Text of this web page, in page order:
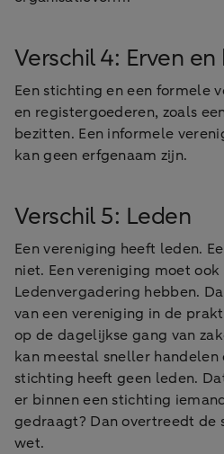
Verschil 4: Erven en
Een stichting en een formele
en registergoederen, zoals
bezitten. Een informele
kan geen erfgenaam zijn.
Verschil 5: Leden
Een vereniging heeft leden.
niet. Een vereniging moet
Ledenvergadering hebben.
van een vereniging in de
op de dagelijkse gang van
kan meestal sneller handelen
stichting heeft geen leden.
er binnen een stichting
gedraagt? Dan overtreedt
wet.